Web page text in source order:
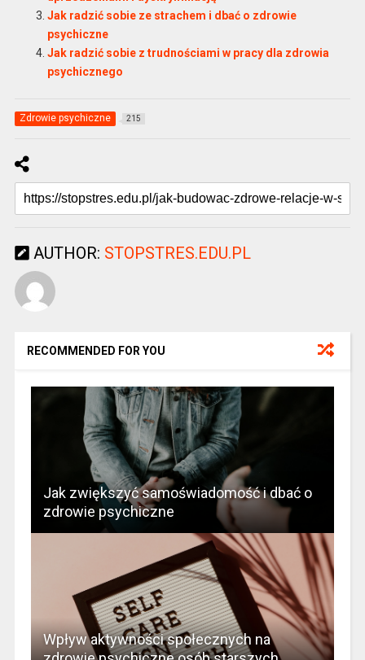
Jak radzić sobie ze strachem i dbać o zdrowie
psychiczne
Jak radzić sobie z trudnościami w pracy dla zdrowia
psychicznego
Zdrowie psychiczne 215
AUTHOR: STOPSTRES.EDU.PL
RECOMMENDED FOR YOU
Jak zwiększyć samoświadomość i dbać o
zdrowie psychiczne
Wpływ aktywności społecznych na